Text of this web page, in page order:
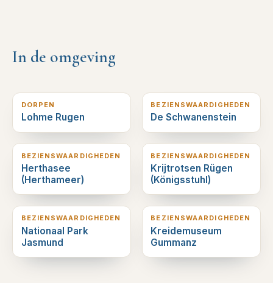
In de omgeving
DORPEN
Lohme Rugen
BEZIENSWAARDIGHEDEN
De Schwanenstein
2 km verderop
BEZIENSWAARDIGHEDEN
Herthasee
(Herthameer)
2 km verderop
BEZIENSWAARDIGHEDEN
Krijtrotsen Rügen
(Königsstuhl)
3 km verderop
BEZIENSWAARDIGHEDEN
Nationaal Park
Jasmund
4 km verderop
BEZIENSWAARDIGHEDEN
Kreidemuseum
Gummanz